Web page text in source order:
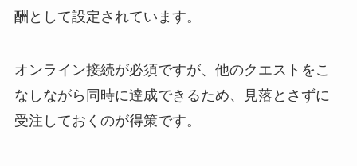
酬として設定されています。
オンライン接続が必須ですが、他のクエストをこ
なしながら同時に達成できるため、見落とさずに
受注しておくのが得策です。